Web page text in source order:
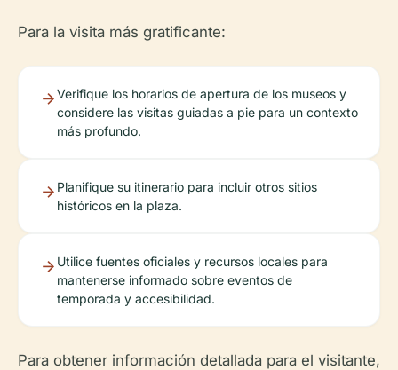
Para la visita más gratificante:
Verifique los horarios de apertura de los museos y
considere las visitas guiadas a pie para un contexto
más profundo.
Planifique su itinerario para incluir otros sitios
históricos en la plaza.
Utilice fuentes oficiales y recursos locales para
mantenerse informado sobre eventos de
temporada y accesibilidad.
Para obtener información detallada para el visitante,